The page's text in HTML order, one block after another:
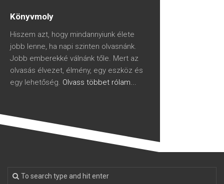
Könyvmoly
Hiszem azt, hogy mindannyiunk élete
jobb lenne, ha napi szinten olvasnánk.
Jobb emberekké válnánk tőle. Mert az
olvasás élvezet, élmény, egy eszköz és
egy lehetőség. Olvass többet rólam...